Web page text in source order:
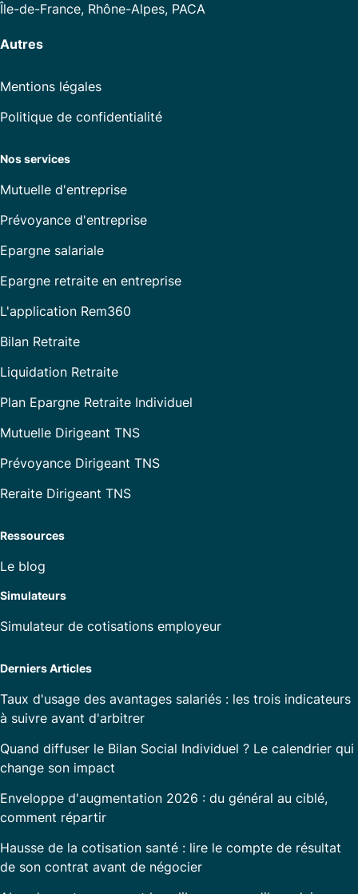
Île-de-France, Rhône-Alpes, PACA
Autres
Mentions légales
Politique de confidentialité
Nos services
Mutuelle d'entreprise
Prévoyance d'entreprise
Epargne salariale
Epargne retraite en entreprise
L'application Rem360
Bilan Retraite
Liquidation Retraite
Plan Epargne Retraite Individuel
Mutuelle Dirigeant TNS
Prévoyance Dirigeant TNS
Reraite Dirigeant TNS
Ressources
Le blog
Simulateurs
Simulateur de cotisations employeur
Derniers Articles
Taux d'usage des avantages salariés : les trois indicateurs
à suivre avant d'arbitrer
Quand diffuser le Bilan Social Individuel ? Le calendrier qui
change son impact
Enveloppe d'augmentation 2026 : du général au ciblé,
comment répartir
Hausse de la cotisation santé : lire le compte de résultat
de son contrat avant de négocier